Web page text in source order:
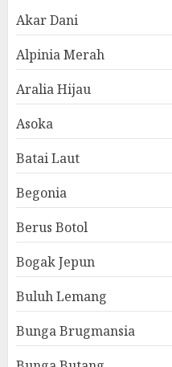
Akar Dani
Alpinia Merah
Aralia Hijau
Asoka
Batai Laut
Begonia
Berus Botol
Bogak Jepun
Buluh Lemang
Bunga Brugmansia